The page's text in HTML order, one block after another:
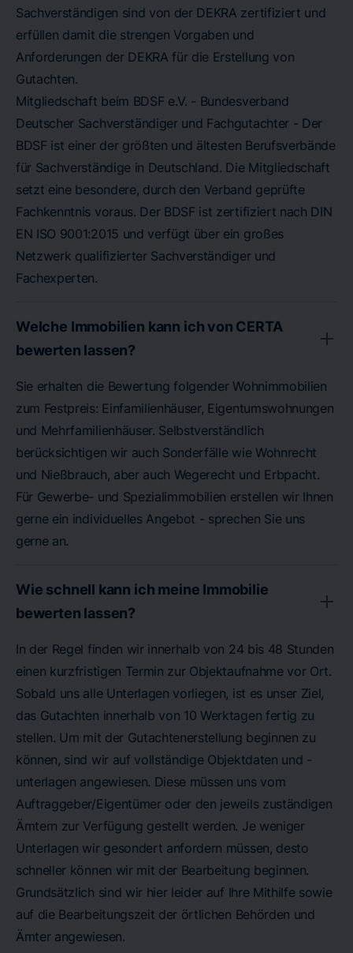
Sachverständigen sind von der DEKRA zertifiziert und
erfüllen damit die strengen Vorgaben und
Anforderungen der DEKRA für die Erstellung von
Gutachten.
Mitgliedschaft beim BDSF e.V. - Bundesverband
Deutscher Sachverständiger und Fachgutachter - Der
BDSF ist einer der größten und ältesten Berufsverbände
für Sachverständige in Deutschland. Die Mitgliedschaft
setzt eine besondere, durch den Verband geprüfte
Fachkenntnis voraus. Der BDSF ist zertifiziert nach DIN
EN ISO 9001:2015 und verfügt über ein großes
Netzwerk qualifizierter Sachverständiger und
Fachexperten.
Welche Immobilien kann ich von CERTA
bewerten lassen?
Sie erhalten die Bewertung folgender Wohnimmobilien
zum Festpreis: Einfamilienhäuser, Eigentumswohnungen
und Mehrfamilienhäuser. Selbstverständlich
berücksichtigen wir auch Sonderfälle wie Wohnrecht
und Nießbrauch, aber auch Wegerecht und Erbpacht.
Für Gewerbe- und Spezialimmobilien erstellen wir Ihnen
gerne ein individuelles Angebot - sprechen Sie uns
gerne an.
Wie schnell kann ich meine Immobilie
bewerten lassen?
In der Regel finden wir innerhalb von 24 bis 48 Stunden
einen kurzfristigen Termin zur Objektaufnahme vor Ort.
Sobald uns alle Unterlagen vorliegen, ist es unser Ziel,
das Gutachten innerhalb von 10 Werktagen fertig zu
stellen. Um mit der Gutachtenerstellung beginnen zu
können, sind wir auf vollständige Objektdaten und -
unterlagen angewiesen. Diese müssen uns vom
Auftraggeber/Eigentümer oder den jeweils zuständigen
Ämtern zur Verfügung gestellt werden. Je weniger
Unterlagen wir gesondert anfordern müssen, desto
schneller können wir mit der Bearbeitung beginnen.
Grundsätzlich sind wir hier leider auf Ihre Mithilfe sowie
auf die Bearbeitungszeit der örtlichen Behörden und
Ämter angewiesen.